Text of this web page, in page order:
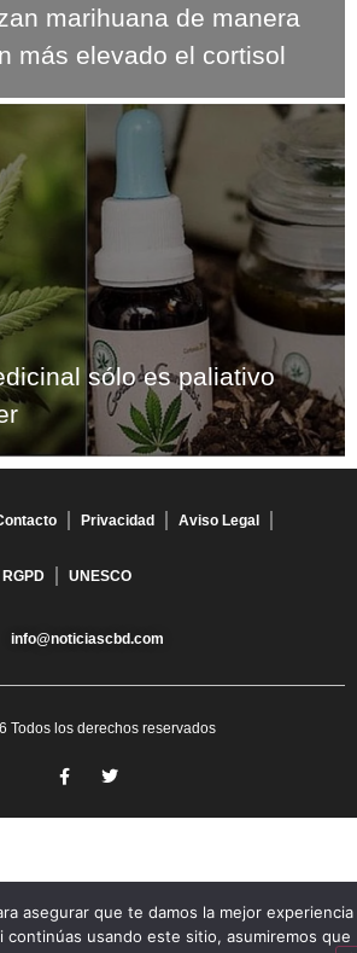
marihuana de manera
más elevado el cortisol
sólo es paliativo
Privacidad Aviso Legal
UNESCO
info@noticiascbd.com
Todos los derechos reservados
asegurar que te damos la mejor experiencia
continúas usando este sitio, asumiremos que